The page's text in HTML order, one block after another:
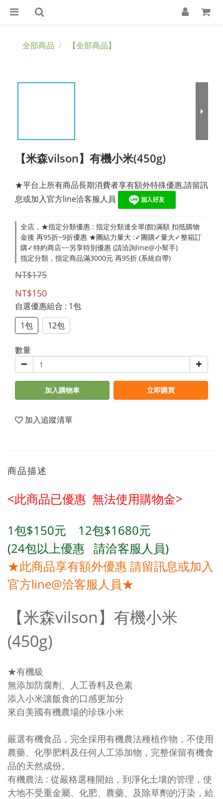
全部商品 【全部商品】
【米森vilson】有機小米(450g)
★平台上所有商品長期消費者享有額外特殊優惠,請留訊
息或加入官方line洽客服人員
全店，★指定分類優惠 : 指定分類達全單(館)滿額 扣抵購物
金後 再95折~9折優惠 ★團結力量大 :✓團購✓量大✓整箱訂
購✓特約商店~~另享特別優惠 (請洽詢line@小幫手)
指定分類，指定商品滿3000元 再95折 (系統自帶)
NT$175
NT$150
自選優惠組合 : 1包
1包
12包
數量
加入購物車 立即購買
加入追蹤清單
商品描述
<此商品已優惠 無法使用購物金>
1包$150元 12包$1680元
(24包以上優惠 請洽客服人員)
★此商品享有額外優惠 請留訊息或加入
官方line@洽客服人員★
【米森vilson】有機小米
(450g)
★有機級
無添加防腐劑、人工香料及色素
添入小米讓飯食的口感更加分
來自美國有機農場的珍珠小米
嚴選有機食品，完全採用有機農法種植作物，不使用
農藥、化學肥料及任何人工添加物，完整保留有機食
品的天然成份。
有機農法 : 從嚴格選種開始，到淨化土壤的管理，使
大地不受重金屬、化肥、農藥、及除草劑的汙染，給